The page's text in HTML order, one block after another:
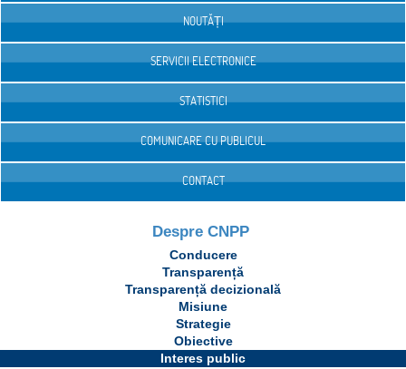
NOUTĂȚI
SERVICII ELECTRONICE
STATISTICI
COMUNICARE CU PUBLICUL
CONTACT
Despre CNPP
Conducere
Transparență
Transparență decizională
Misiune
Strategie
Obiective
Interes public